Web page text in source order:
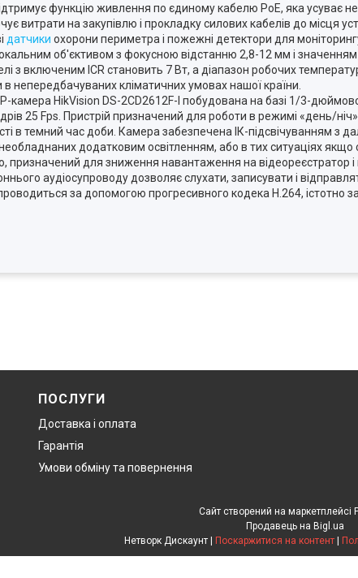
функцію живлення по єдиному кабелю PoE, яка усуває
витрати на закупівлю і прокладку силових кабелів до
датчики охорони периметра і пожежні детектори для
об'єктивом з фокусною відстанню 2,8-12 мм і значенням
з включеним ICR становить 7 Вт, а діапазон робочих
непередбачуваних кліматичних умовах нашої країни.
IP-камера HikVision DS-2CD2612F-I побудована на базі 1/3-
25 Fps. Пристрій призначений для роботи в режимі «день/
в темний час доби. Камера забезпечена ІК-підсвічуванням з
додатковим освітленням, або в тих ситуаціях якщо
призначений для зниження навантаження на
аудіосупроводу дозволяє слухати, записувати і
за допомогою прогресивного кодека H.264, істотно
ПОСЛУГИ
Доставка і оплата
Гарантія
Умови обміну та повернення
Сайт створений на маркетплейсі
Продавець на Bigl.ua
Нетворк Дискаунт | Поскаржитися на контент |